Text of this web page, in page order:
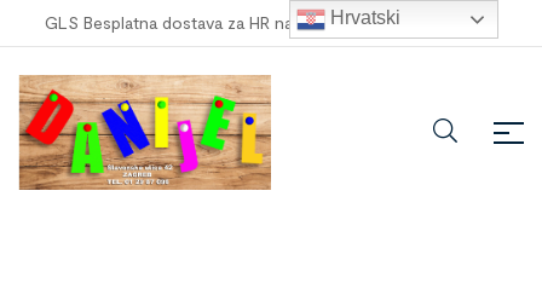
GLS Besplatna dostava za HR narudžbe veće od 100,00 €
Hrvatski